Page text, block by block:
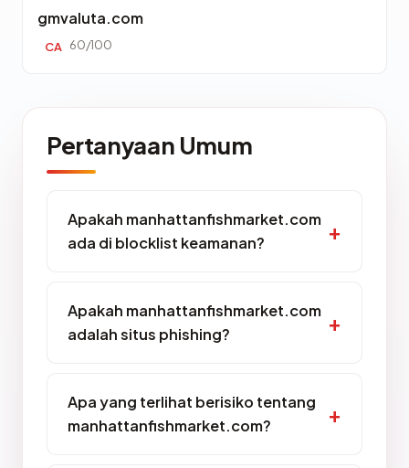
gmvaluta.com
CA 60/100
Pertanyaan Umum
Apakah manhattanfishmarket.com
ada di blocklist keamanan?
Apakah manhattanfishmarket.com
adalah situs phishing?
Apa yang terlihat berisiko tentang
manhattanfishmarket.com?